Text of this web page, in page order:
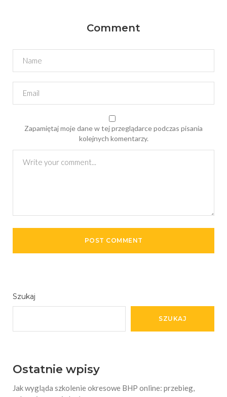
Comment
Zapamiętaj moje dane w tej przeglądarce podczas pisania
kolejnych komentarzy.
Szukaj
SZUKAJ
Ostatnie wpisy
Jak wygląda szkolenie okresowe BHP online: przebieg,